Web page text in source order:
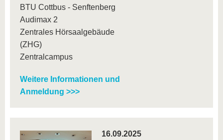
BTU Cottbus - Senftenberg
Audimax 2
Zentrales Hörsaalgebäude
(ZHG)
Zentralcampus
Weitere Informationen und
Anmeldung >>>
16.09.2025